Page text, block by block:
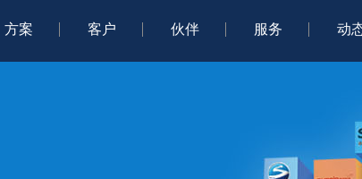
方案 客户 伙伴 服务 动